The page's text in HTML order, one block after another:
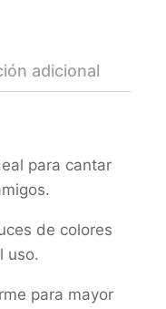
adicional
para cantar
de colores
uso.
para mayor